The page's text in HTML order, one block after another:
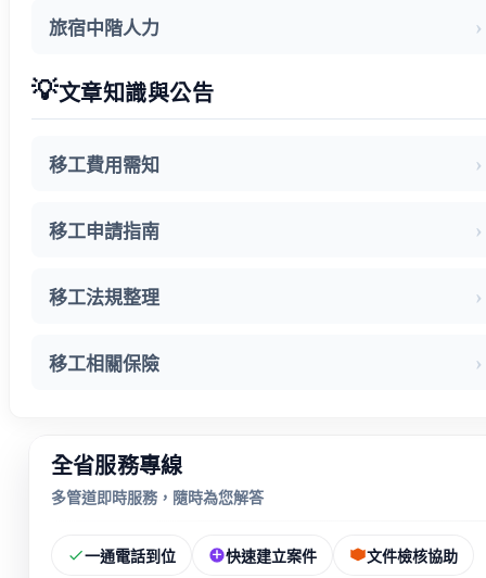
旅宿中階人力
💡文章知識與公告
移工費用需知
移工申請指南
移工法規整理
移工相關保險
全省服務專線
多管道即時服務，隨時為您解答
一通電話到位 快速建立案件 文件檢核協助